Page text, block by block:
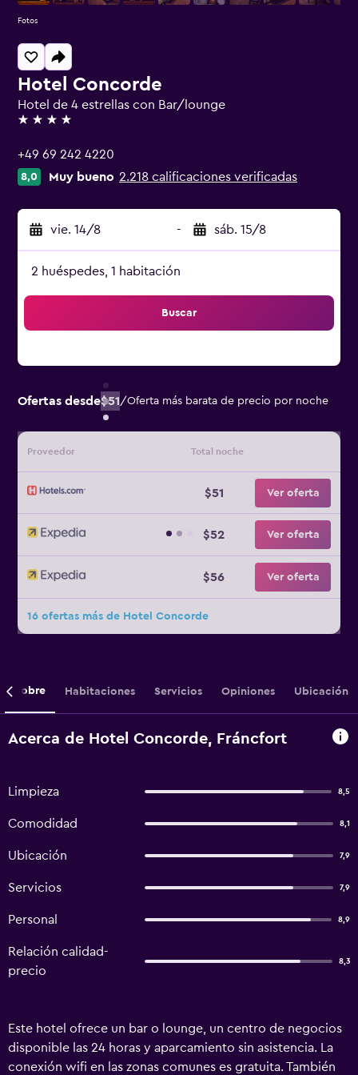
Hotel Concorde
Hotel de 4 estrellas con Bar/lounge
4 estrellas
+49 69 242 4220
8,0 Muy bueno 2.218 calificaciones verificadas
vie. 14/8 - sáb. 15/8
2 huéspedes, 1 habitación
Buscar
Ofertas desde$51/Oferta más barata de precio por noche
Proveedor Total noche
$51 Ver oferta
$52 Ver oferta
$56 Ver oferta
16 ofertas más de Hotel Concorde
Fotos
Sobre Habitaciones Servicios Opiniones Ubicación
Acerca de Hotel Concorde, Fráncfort
Limpieza 8,5
Comodidad 8,1
Ubicación 7,9
Servicios 7,9
Personal 8,9
Relación calidad-
precio
8,3
Este hotel ofrece un bar o lounge, un centro de negocios
disponible las 24 horas y aparcamiento sin asistencia. La
conexión wifi en las zonas comunes es gratuita. También